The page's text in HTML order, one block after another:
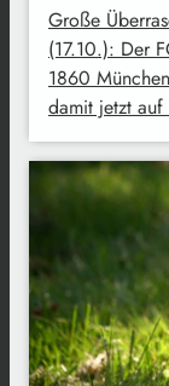
Große
(17.10.): Der
1860
damit jetzt auf